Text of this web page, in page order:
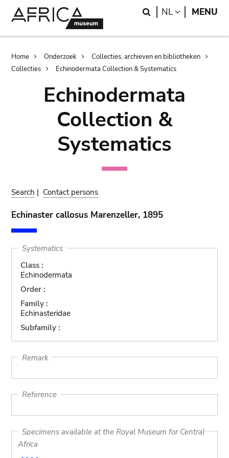
Search
NL LANGUAGE
MENU
Breadcrumb
Home Onderzoek
Collecties, archieven en bibliotheken
Collecties
Echinodermata Collection & Systematics
Echinodermata
Collection &
Systematics
Search | Contact persons
Echinaster callosus Marenzeller, 1895
Systematics
Class :
Echinodermata
Order :
Family :
Echinasteridae
Subfamily :
Remark
Reference
Specimens available at the Royal Museum for Central
Africa